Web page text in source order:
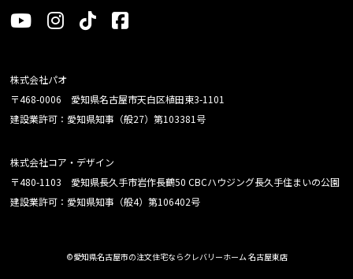
株式会社パオ
〒468-0006 愛知県名古屋市天白区植田東3-1101
建設業許可：愛知県知事（般27）第103381号
株式会社コア・デザイン
〒480-1103 愛知県長久手市岩作長鶴50 CBCハウジング長久手住まいの公園
建設業許可：愛知県知事（般4）第106402号
©愛知県名古屋市の注文住宅ならクレバリーホーム 名古屋東店